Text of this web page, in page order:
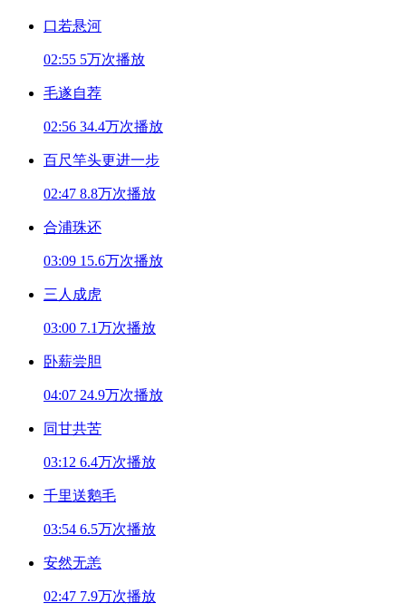
口若悬河
02:55 5万次播放
毛遂自荐
02:56 34.4万次播放
百尺竿头更进一步
02:47 8.8万次播放
合浦珠还
03:09 15.6万次播放
三人成虎
03:00 7.1万次播放
卧薪尝胆
04:07 24.9万次播放
同甘共苦
03:12 6.4万次播放
千里送鹅毛
03:54 6.5万次播放
安然无恙
02:47 7.9万次播放